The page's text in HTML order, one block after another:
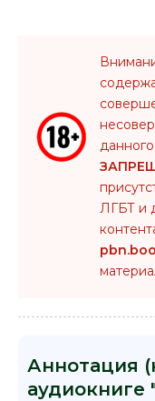
ЛГБТ и
Аннотация